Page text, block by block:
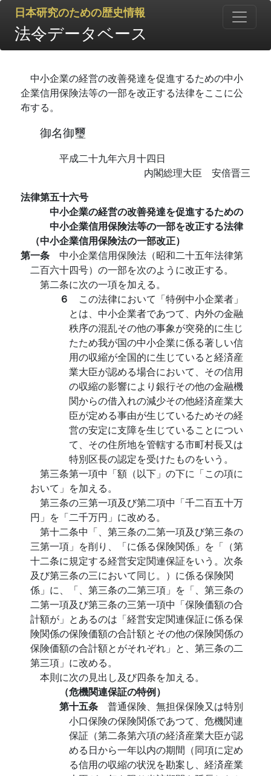
日本研究のための歴史情報
法令データベース
中小企業の経営の改善発達を促進するための中小
企業信用保険法等の一部を改正する法律をここに公
布する。
御名御璽
平成二十九年六月十四日
内閣総理大臣 安倍晋三
法律第五十六号
中小企業の経営の改善発達を促進するための
中小企業信用保険法等の一部を改正する法律
（中小企業信用保険法の一部改正）
第一条 中小企業信用保険法（昭和二十五年法律第
二百六十四号）の一部を次のように改正する。
第二条に次の一項を加える。
６ この法律において「特例中小企業者」
とは、中小企業者であつて、内外の金融
秩序の混乱その他の事象が突発的に生じ
たため我が国の中小企業に係る著しい信
用の収縮が全国的に生じていると経済産
業大臣が認める場合において、その信用
の収縮の影響により銀行その他の金融機
関からの借入れの減少その他経済産業大
臣が定める事由が生じているためその経
営の安定に支障を生じていることについ
て、その住所地を管轄する市町村長又は
特別区長の認定を受けたものをいう。
第三条第一項中「額（以下」の下に「この項に
おいて」を加える。
第三条の三第一項及び第二項中「千二百五十万
円」を「二千万円」に改める。
第十二条中「、第三条の二第一項及び第三条の
三第一項」を削り、「に係る保険関係」を「（第
十二条に規定する経営安定関連保証をいう。次条
及び第三条の三において同じ。）に係る保険関
係」に、「、第三条の二第三項」を「、第三条の
二第一項及び第三条の三第一項中「保険価額の合
計額が」とあるのは「経営安定関連保証に係る保
険関係の保険価額の合計額とその他の保険関係の
保険価額の合計額とがそれぞれ」と、第三条の二
第三項」に改める。
本則に次の見出し及び四条を加える。
（危機関連保証の特例）
第十五条 普通保険、無担保保険又は特別
小口保険の保険関係であつて、危機関連
保証（第二条第六項の経済産業大臣が認
める日から一年以内の期間（同項に定め
る信用の収縮の状況を勘案し、経済産業